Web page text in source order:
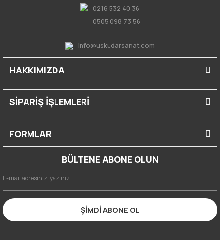
0216 532 40 36
0505 098 73 56
info@uskudarsanat.com
HAKKIMIZDA
SİPARİŞ İŞLEMLERİ
FORMLAR
BÜLTENE ABONE OLUN
ŞİMDİ ABONE OL